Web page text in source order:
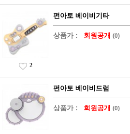
펀아토 베이비기타
상품가 : 회원공개 (0)
2
펀아토 베이비드럼
상품가 : 회원공개 (0)